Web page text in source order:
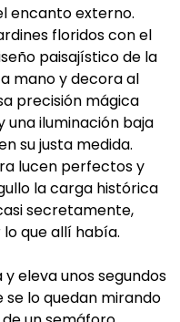
encanto externo.
floridos con el
paisajístico de la
mano y decora al
precisión mágica
una iluminación baja
su justa medida.
lucen perfectos y
la carga histórica
secretamente,
que allí había.
eleva unos segundos
se lo quedan mirando